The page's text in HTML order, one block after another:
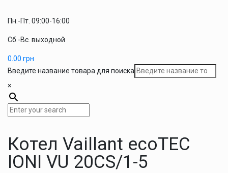
Пн.-Пт. 09:00-16:00
Сб.-Вс. выходной
0.00 грн
Введите название товара для поиска
×
Котел Vaillant ecoTEC
IONI VU 20CS/1-5